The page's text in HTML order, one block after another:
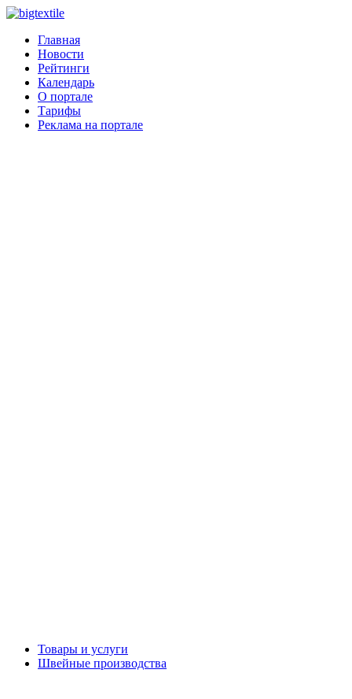
Главная
Новости
Рейтинги
Календарь
О портале
Тарифы
Реклама на портале
Товары и услуги
Швейные производства